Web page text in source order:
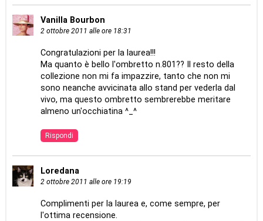
Vanilla Bourbon
2 ottobre 2011 alle ore 18:31
Congratulazioni per la laurea!!!
Ma quanto è bello l'ombretto n.801?? Il resto della
collezione non mi fa impazzire, tanto che non mi
sono neanche avvicinata allo stand per vederla dal
vivo, ma questo ombretto sembrerebbe meritare
almeno un'occhiatina ^_^
Rispondi
Loredana
2 ottobre 2011 alle ore 19:19
Complimenti per la laurea e, come sempre, per
l'ottima recensione.